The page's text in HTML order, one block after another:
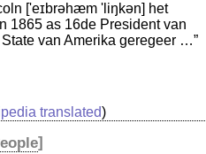
['eɪbrəhæm 'liŋkən] het
1865 as 16de President van
van Amerika geregeer …”
translated)
]